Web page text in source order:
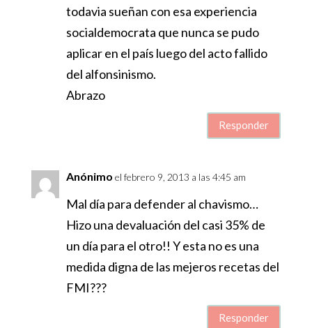
todavia sueñan con esa experiencia
socialdemocrata que nunca se pudo
aplicar en el país luego del acto fallido
del alfonsinismo.
Abrazo
Responder
Anónimo el febrero 9, 2013 a las 4:45 am
Mal día para defender al chavismo…
Hizo una devaluación del casi 35% de
un día para el otro!! Y esta no es una
medida digna de las mejeros recetas del
FMI???
Responder